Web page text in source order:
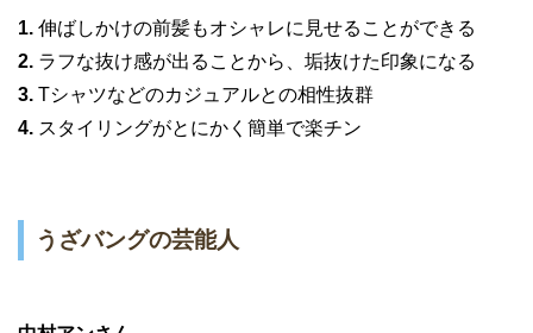
1. 伸ばしかけの前髪もオシャレに見せることができる
2. ラフな抜け感が出ることから、垢抜けた印象になる
3. Tシャツなどのカジュアルとの相性抜群
4. スタイリングがとにかく簡単で楽チン
うざバングの芸能人